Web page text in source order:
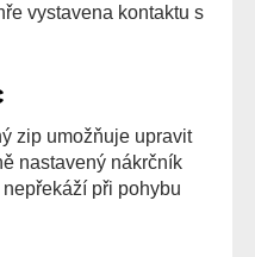
vystavena kontaktu s
zip umožňuje upravit
nastavený nákrčník
při pohybu